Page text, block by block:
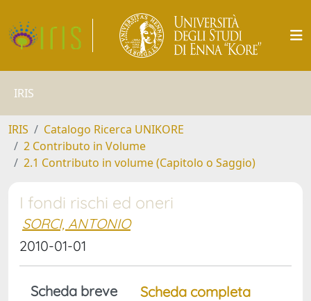
IRIS
IRIS
Catalogo Ricerca UNIKORE
2 Contributo in Volume
2.1 Contributo in volume (Capitolo o Saggio)
I fondi rischi ed oneri
SORCI, ANTONIO
2010-01-01
Scheda breve
Scheda completa